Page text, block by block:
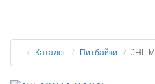
Каталог Питбайки JHL